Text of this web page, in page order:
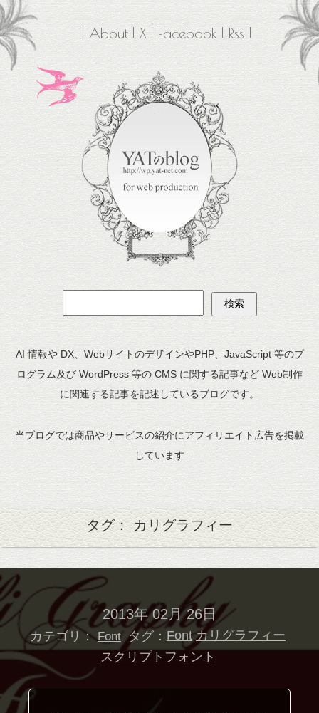
About X Facebook Rss
AI 情報や DX、WebサイトのデザインやPHP、JavaScript 等のプ
ログラム及び WordPress 等の CMS に関する記事など Web制作
に関連する記事を記述しているブログです。
当ブログでは商品やサービスの紹介にアフィリエイト広告を掲載
しています
タグ： カリグラフィー
2013年 02月 26日
カテゴリ： Font タグ： Font カリグラフィー
スクリプトフォント